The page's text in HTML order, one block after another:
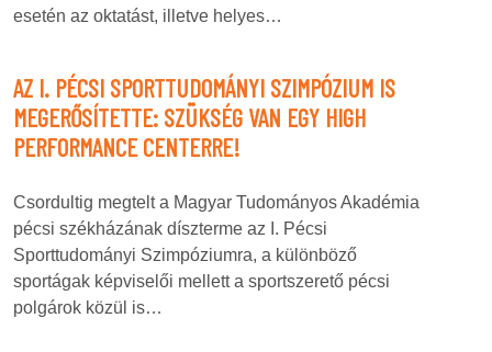
esetén az oktatást, illetve helyes…
AZ I. PÉCSI SPORTTUDOMÁNYI SZIMPÓZIUM IS
MEGERŐSÍTETTE: SZÜKSÉG VAN EGY HIGH
PERFORMANCE CENTERRE!
Csordultig megtelt a Magyar Tudományos Akadémia
pécsi székházának díszterme az I. Pécsi
Sporttudományi Szimpóziumra, a különböző
sportágak képviselői mellett a sportszerető pécsi
polgárok közül is…